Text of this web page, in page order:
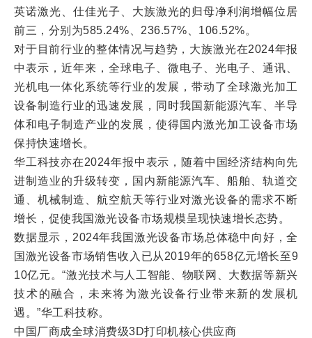
英诺激光、仕佳光子、大族激光的归母净利润增幅位居
前三，分别为585.24%、236.57%、106.52%。
对于目前行业的整体情况与趋势，大族激光在2024年报
中表示，近年来，全球电子、微电子、光电子、通讯、
光机电一体化系统等行业的发展，带动了全球激光加工
设备制造行业的迅速发展，同时我国新能源汽车、半导
体和电子制造产业的发展，使得国内激光加工设备市场
保持快速增长。
华工科技亦在2024年报中表示，随着中国经济结构向先
进制造业的升级转变，国内新能源汽车、船舶、轨道交
通、机械制造、航空航天等行业对激光设备的需求不断
增长，促使我国激光设备市场规模呈现快速增长态势。
数据显示，2024年我国激光设备市场总体稳中向好，全
国激光设备市场销售收入已从2019年的658亿元增长至9
10亿元。“激光技术与人工智能、物联网、大数据等新兴
技术的融合，未来将为激光设备行业带来新的发展机
遇。”华工科技称。
中国厂商成全球消费级3D打印机核心供应商